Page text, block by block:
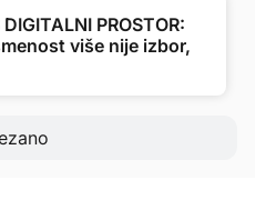
PROSTOR:
više nije izbor,